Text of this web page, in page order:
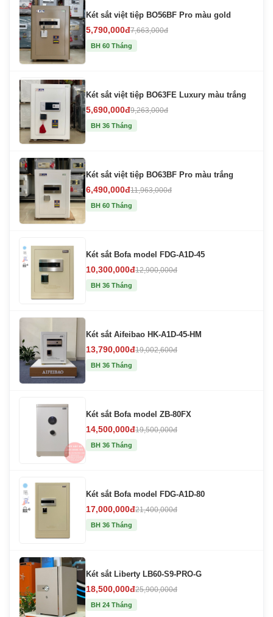
Két sắt việt tiệp BO56BF Pro màu gold
5,790,000đ7,663,000đ
BH 60 Tháng
Két sắt việt tiệp BO63FE Luxury màu trắng
5,690,000đ9,263,000đ
BH 36 Tháng
Két sắt việt tiệp BO63BF Pro màu trắng
6,490,000đ11,963,000đ
BH 60 Tháng
Két sắt Bofa model FDG-A1D-45
10,300,000đ12,900,000đ
BH 36 Tháng
Két sắt Aifeibao HK-A1D-45-HM
13,790,000đ19,002,600đ
BH 36 Tháng
Két sắt Bofa model ZB-80FX
14,500,000đ19,500,000đ
BH 36 Tháng
Két sắt Bofa model FDG-A1D-80
17,000,000đ21,400,000đ
BH 36 Tháng
Két sắt Liberty LB60-S9-PRO-G
18,500,000đ25,900,000đ
BH 24 Tháng